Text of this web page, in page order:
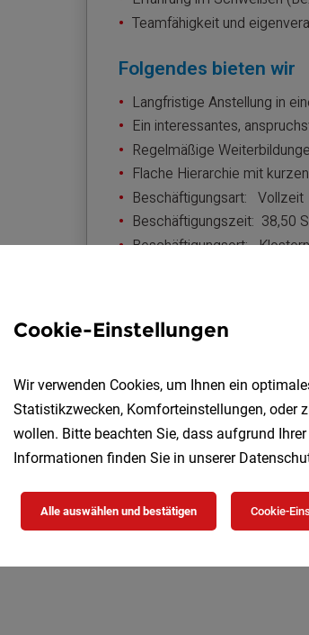
Cookie-Einstellungen
Wir verwenden Cookies, um Ihnen ein
Statistikzwecken, Komforteinstellungen, oder
wollen. Bitte beachten Sie, dass aufgrund
Informationen finden Sie in unserer
Alle auswählen und bestätigen Cookie-